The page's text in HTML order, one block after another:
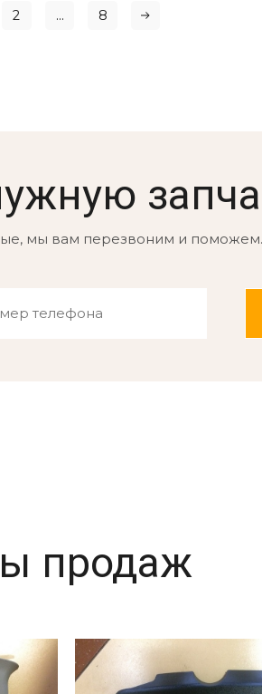
2 ... 8
мы вам перезвоним и
продаж